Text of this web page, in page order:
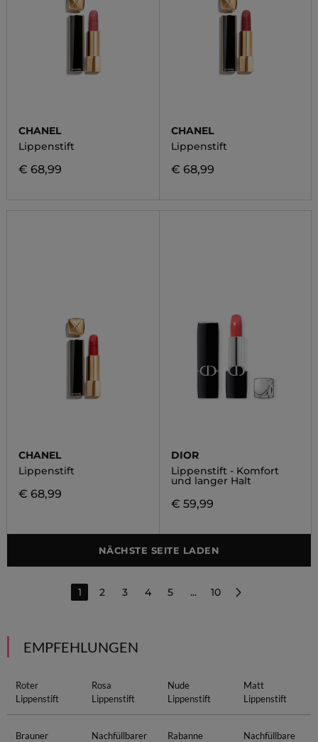
CHANEL
Lippenstift
€ 68,99
CHANEL
Lippenstift
€ 68,99
CHANEL
Lippenstift
€ 68,99
DIOR
Lippenstift - Komfort
und langer Halt
€ 59,99
NÄCHSTE SEITE LADEN
1 2 3 4 5 ... 10
EMPFEHLUNGEN
Roter
Lippenstift
Rosa
Lippenstift
Nude
Lippenstift
Matt
Lippenstift
Brauner
Nachfüllbarer
Rabanne
Nachfüllbare